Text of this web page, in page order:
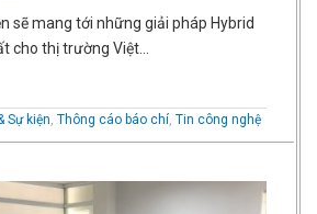
sẽ mang tới những giải pháp Hybrid
cho thị trường Việt…
Sự kiện, Thông cáo báo chí, Tin công nghệ